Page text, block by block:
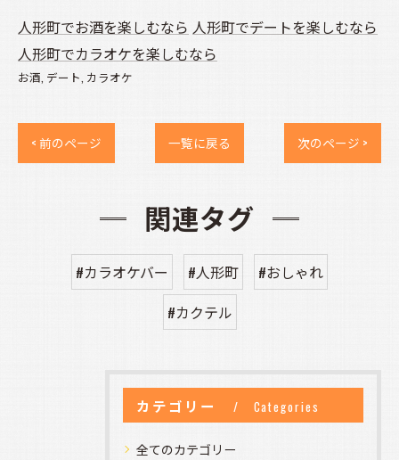
人形町でお酒を楽しむなら 人形町でデートを楽しむなら
人形町でカラオケを楽しむなら
お酒 デート カラオケ
< 前のページ 一覧に戻る 次のページ >
関連タグ
#カラオケバー #人形町
#おしゃれ
#カクテル
カテゴリー Categories
全てのカテゴリー